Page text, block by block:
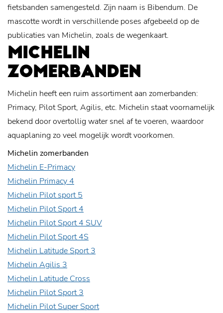
fietsbanden samengesteld. Zijn naam is Bibendum. De
mascotte wordt in verschillende poses afgebeeld op de
publicaties van Michelin, zoals de wegenkaart.
MICHELIN
ZOMERBANDEN
Michelin heeft een ruim assortiment aan zomerbanden:
Primacy, Pilot Sport, Agilis, etc. Michelin staat voornamelijk
bekend door overtollig water snel af te voeren, waardoor
aquaplaning zo veel mogelijk wordt voorkomen.
Michelin zomerbanden
Michelin E-Primacy
Michelin Primacy 4
Michelin Pilot sport 5
Michelin Pilot Sport 4
Michelin Pilot Sport 4 SUV
Michelin Pilot Sport 4S
Michelin Latitude Sport 3
Michelin Agilis 3
Michelin Latitude Cross
Michelin Pilot Sport 3
Michelin Pilot Super Sport